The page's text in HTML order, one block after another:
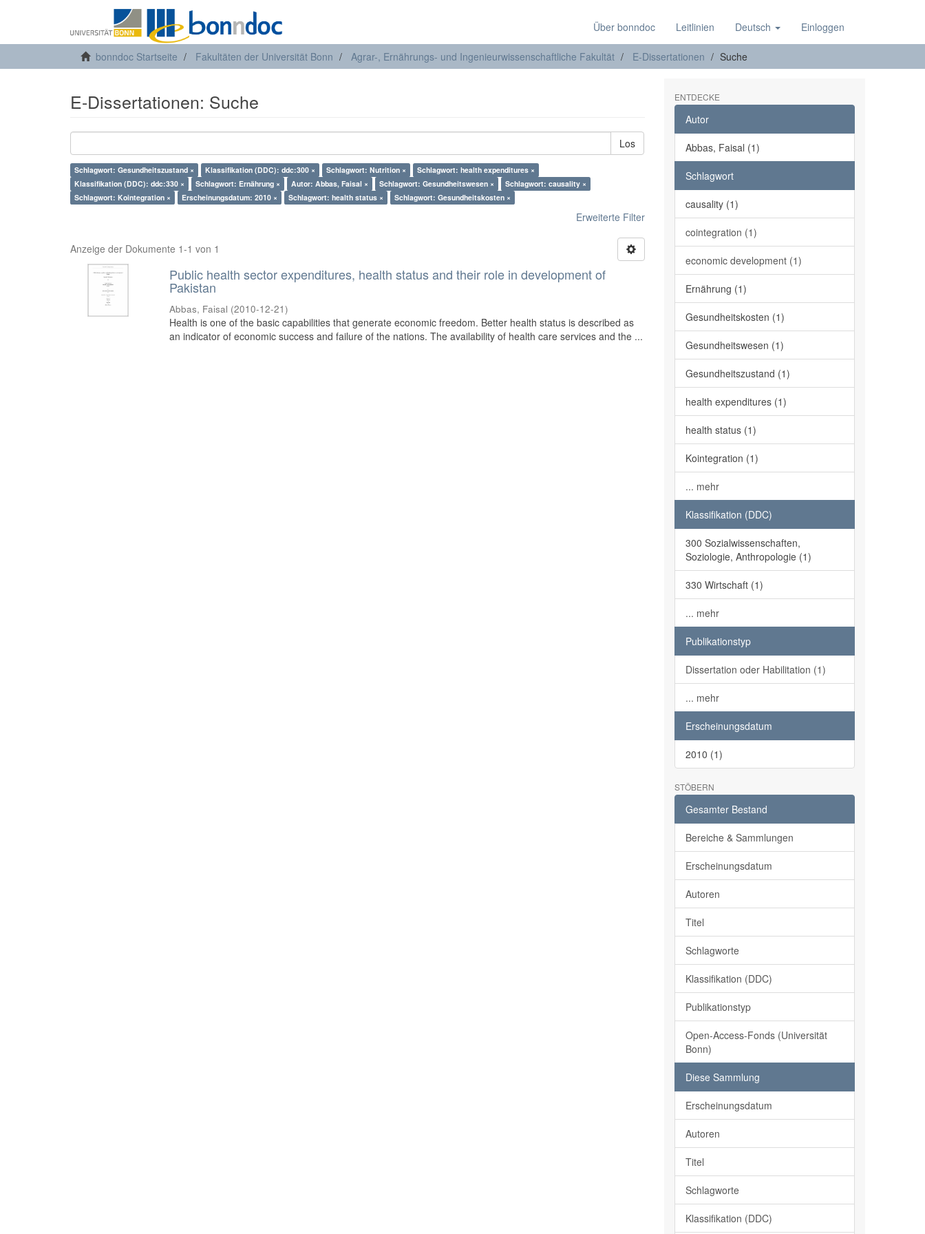
Über bonndoc Leitlinien Deutsch Einloggen
bonndoc Startseite Fakultäten der Universität Bonn Agrar-, Ernährungs- und Ingenieurwissenschaftliche Fakultät E-Dissertationen Suche
E-Dissertationen: Suche
Los
Schlagwort: Gesundheitszustand × Klassifikation (DDC): ddc:300 × Schlagwort: Nutrition ×
Schlagwort: health expenditures ×
Klassifikation (DDC): ddc:330 ×
Schlagwort: Ernährung × Autor: Abbas, Faisal × Schlagwort: Gesundheitswesen ×
Schlagwort: causality ×
Schlagwort: Kointegration ×
Erscheinungsdatum: 2010 × Schlagwort: health status × Schlagwort: Gesundheitskosten ×
Erweiterte Filter
Anzeige der Dokumente 1-1 von 1
Public health sector expenditures, health status and their role in development of
Pakistan
Abbas, Faisal (2010-12-21)
Health is one of the basic capabilities that generate economic freedom. Better health status is described as
an indicator of economic success and failure of the nations. The availability of health care services and the ...
ENTDECKE
Autor
Abbas, Faisal (1)
Schlagwort
causality (1)
cointegration (1)
economic development (1)
Ernährung (1)
Gesundheitskosten (1)
Gesundheitswesen (1)
Gesundheitszustand (1)
health expenditures (1)
health status (1)
Kointegration (1)
... mehr
Klassifikation (DDC)
300 Sozialwissenschaften,
Soziologie, Anthropologie (1)
330 Wirtschaft (1)
... mehr
Publikationstyp
Dissertation oder Habilitation (1)
... mehr
Erscheinungsdatum
2010 (1)
STÖBERN
Gesamter Bestand
Bereiche & Sammlungen
Erscheinungsdatum
Autoren
Titel
Schlagworte
Klassifikation (DDC)
Publikationstyp
Open-Access-Fonds (Universität
Bonn)
Diese Sammlung
Erscheinungsdatum
Autoren
Titel
Schlagworte
Klassifikation (DDC)